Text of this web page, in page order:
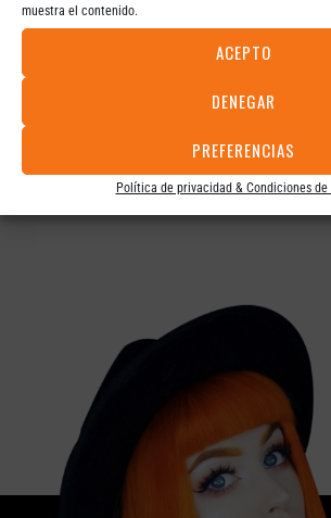
muestra el contenido.
ACEPTO
DENEGAR
PREFERENCIAS
Política de privacidad & Condiciones de
· Espalda · Pecho · Ingles / Axilas ·
· Pubis Completo · 1/2 Pierna Cera
*Consulta con tu peluquería el